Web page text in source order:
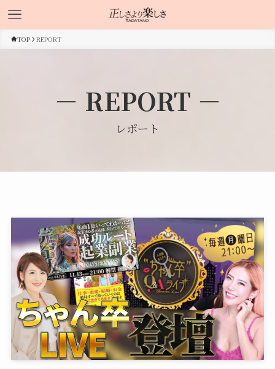
TOP REPORT
－ REPORT －
レポート